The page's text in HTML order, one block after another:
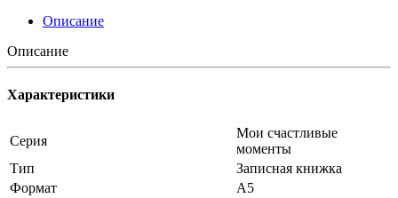
Описание
Описание
Характеристики
Серия
Мои счастливые
моменты
Тип
Записная книжка
Формат
А5